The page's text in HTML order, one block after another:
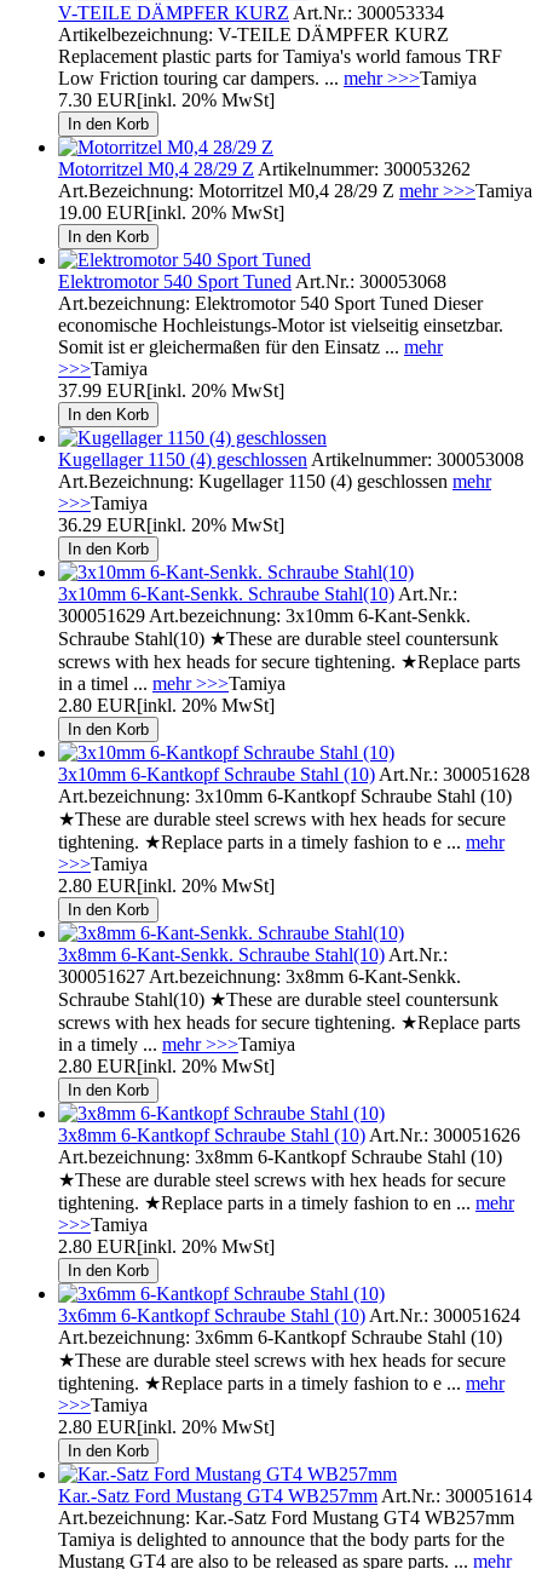
V-TEILE DÄMPFER KURZ Art.Nr.: 300053334
Artikelbezeichnung: V-TEILE DÄMPFER KURZ
Replacement plastic parts for Tamiya's world famous TRF
Low Friction touring car dampers. ... mehr >>>Tamiya
7.30 EUR[inkl. 20% MwSt]
Motorritzel M0,4 28/29 Z Artikelnummer: 300053262
Art.Bezeichnung: Motorritzel M0,4 28/29 Z mehr >>>Tamiya
19.00 EUR[inkl. 20% MwSt]
Elektromotor 540 Sport Tuned Art.Nr.: 300053068
Art.bezeichnung: Elektromotor 540 Sport Tuned Dieser
economische Hochleistungs-Motor ist vielseitig einsetzbar.
Somit ist er gleichermaßen für den Einsatz ... mehr
>>>Tamiya
37.99 EUR[inkl. 20% MwSt]
Kugellager 1150 (4) geschlossen Artikelnummer: 300053008
Art.Bezeichnung: Kugellager 1150 (4) geschlossen mehr
>>>Tamiya
36.29 EUR[inkl. 20% MwSt]
3x10mm 6-Kant-Senkk. Schraube Stahl(10) Art.Nr.:
300051629 Art.bezeichnung: 3x10mm 6-Kant-Senkk.
Schraube Stahl(10) ★These are durable steel countersunk
screws with hex heads for secure tightening. ★Replace parts
in a timel ... mehr >>>Tamiya
2.80 EUR[inkl. 20% MwSt]
3x10mm 6-Kantkopf Schraube Stahl (10) Art.Nr.: 300051628
Art.bezeichnung: 3x10mm 6-Kantkopf Schraube Stahl (10)
★These are durable steel screws with hex heads for secure
tightening. ★Replace parts in a timely fashion to e ... mehr
>>>Tamiya
2.80 EUR[inkl. 20% MwSt]
3x8mm 6-Kant-Senkk. Schraube Stahl(10) Art.Nr.:
300051627 Art.bezeichnung: 3x8mm 6-Kant-Senkk.
Schraube Stahl(10) ★These are durable steel countersunk
screws with hex heads for secure tightening. ★Replace parts
in a timely ... mehr >>>Tamiya
2.80 EUR[inkl. 20% MwSt]
3x8mm 6-Kantkopf Schraube Stahl (10) Art.Nr.: 300051626
Art.bezeichnung: 3x8mm 6-Kantkopf Schraube Stahl (10)
★These are durable steel screws with hex heads for secure
tightening. ★Replace parts in a timely fashion to en ... mehr
>>>Tamiya
2.80 EUR[inkl. 20% MwSt]
3x6mm 6-Kantkopf Schraube Stahl (10) Art.Nr.: 300051624
Art.bezeichnung: 3x6mm 6-Kantkopf Schraube Stahl (10)
★These are durable steel screws with hex heads for secure
tightening. ★Replace parts in a timely fashion to e ... mehr
>>>Tamiya
2.80 EUR[inkl. 20% MwSt]
Kar.-Satz Ford Mustang GT4 WB257mm Art.Nr.: 300051614
Art.bezeichnung: Kar.-Satz Ford Mustang GT4 WB257mm
Tamiya is delighted to announce that the body parts for the
Mustang GT4 are also to be released as spare parts. ... mehr